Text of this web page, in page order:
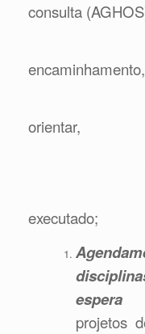
consulta
- nome
-
orientar,
- equipe
-
executado;
espera
projetos